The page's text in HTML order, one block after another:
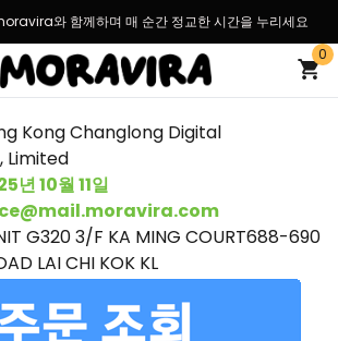
와 함께하며 매 순간 정교한 시간을 누리세요
0
Kong Changlong Digital
Limited
년 10월 11일
G320 3/F KA MING COURT688-690
LAI CHI KOK KL